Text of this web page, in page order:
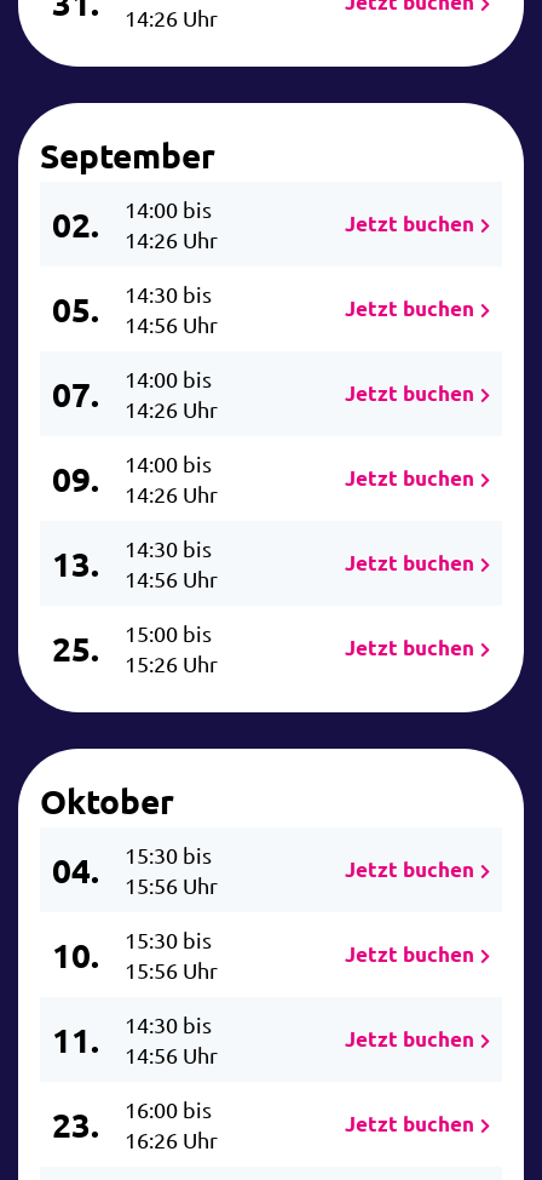
14:26 Uhr
September
02.
14:00 bis
14:26 Uhr
Jetzt buchen
05.
14:30 bis
14:56 Uhr
Jetzt buchen
07.
14:00 bis
14:26 Uhr
Jetzt buchen
09.
14:00 bis
14:26 Uhr
Jetzt buchen
13.
14:30 bis
14:56 Uhr
Jetzt buchen
25.
15:00 bis
15:26 Uhr
Jetzt buchen
Oktober
04.
15:30 bis
15:56 Uhr
Jetzt buchen
10.
15:30 bis
15:56 Uhr
Jetzt buchen
11.
14:30 bis
14:56 Uhr
Jetzt buchen
23.
16:00 bis
16:26 Uhr
Jetzt buchen